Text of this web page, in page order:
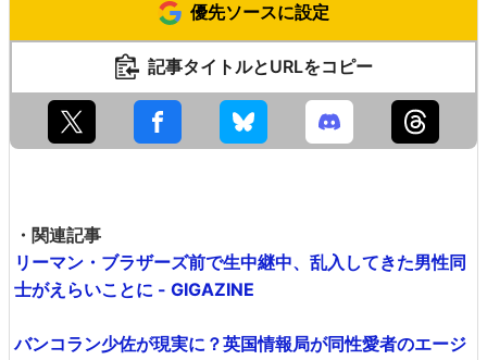
優先ソースに設定
記事タイトルとURLをコピー
・関連記事
リーマン・ブラザーズ前で生中継中、乱入してきた男性同
士がえらいことに - GIGAZINE
バンコラン少佐が現実に？英国情報局が同性愛者のエージ